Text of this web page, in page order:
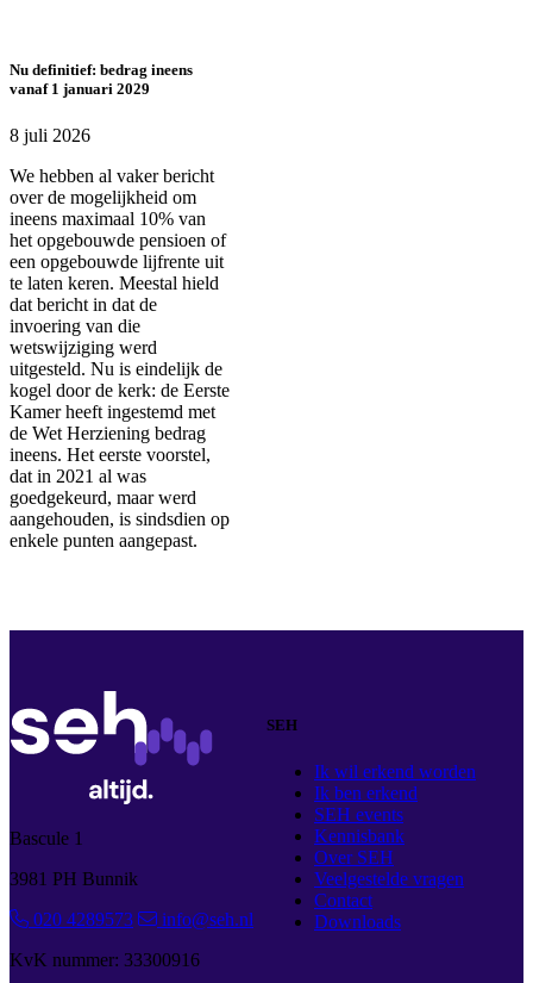
Nu definitief: bedrag ineens
vanaf 1 januari 2029
8 juli 2026
We hebben al vaker bericht
over de mogelijkheid om
ineens maximaal 10% van
het opgebouwde pensioen of
een opgebouwde lijfrente uit
te laten keren. Meestal hield
dat bericht in dat de
invoering van die
wetswijziging werd
uitgesteld. Nu is eindelijk de
kogel door de kerk: de Eerste
Kamer heeft ingestemd met
de Wet Herziening bedrag
ineens. Het eerste voorstel,
dat in 2021 al was
goedgekeurd, maar werd
aangehouden, is sindsdien op
enkele punten aangepast.
Bascule 1
3981 PH Bunnik
020 4289573
info@seh.nl
KvK nummer: 33300916
SEH
Ik wil erkend worden
Ik ben erkend
SEH events
Kennisbank
Over SEH
Veelgestelde vragen
Contact
Downloads